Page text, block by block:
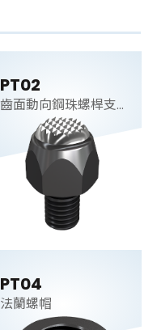
PT02
齒面動向鋼珠螺桿支
PT04
法蘭螺帽